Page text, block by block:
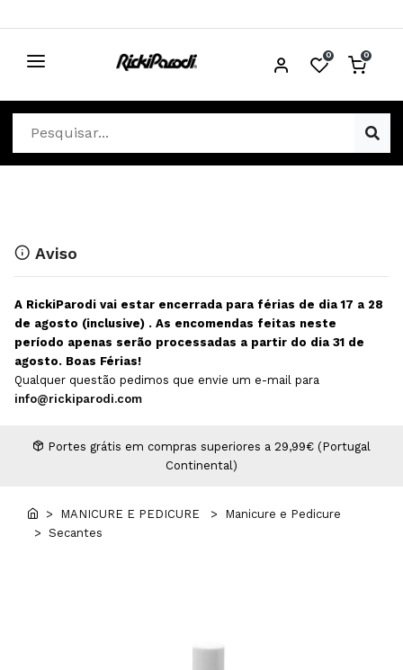
0 0
CABELO
Cosmética Capilar
Equipamentos Elétricos
Escovas e Pente
Extensões
MAN WORLD - Espaço Homem
Professional Wear
Depilação
Descartáveis Estética
Diversos Estética
Equipamentos Depilação
Maquilhagem Profissional
Aviso
A RickiParodi vai estar encerrada para férias de dia 17 a 28
de agosto (inclusive) . As encomendas feitas neste
período apenas serão processadas a partir do dia 31 de
agosto. Boas Férias!
Qualquer questão pedimos que envie um e-mail para
info@rickiparodi.com
Portes grátis em compras superiores a 29,99€ (Portugal
Continental)
> MANICURE E PEDICURE
> Manicure e Pedicure
> Secantes